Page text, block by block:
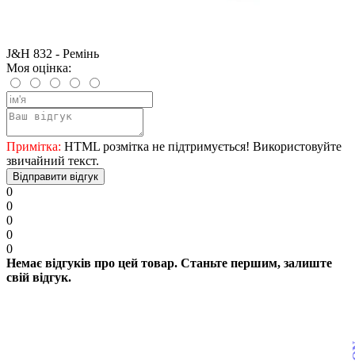
J&H 832 - Ремінь
Моя оцінка:
Примітка: HTML розмітка не підтримується! Використовуйте
звичайний текст.
Відправити відгук
0
0
0
0
0
Немає відгуків про цей товар. Станьте першим, залиште
свій відгук.